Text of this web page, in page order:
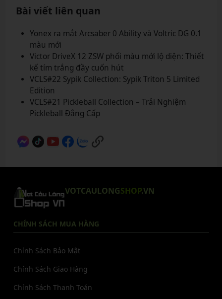
Bài viết liên quan
Yonex ra mắt Arcsaber 0 Ability và Voltric DG 0.1
màu mới
Victor DriveX 12 ZSW phối màu mới lộ diện: Thiết
kế tím trắng đầy cuốn hút
VCLS#22 Sypik Collection: Sypik Triton 5 Limited
Edition
VCLS#21 Pickleball Collection – Trải Nghiệm
Pickleball Đẳng Cấp
VOTCAULONGSHOP.VN
CHÍNH SÁCH MUA HÀNG
Chính Sách Bảo Mật
Chính Sách Giao Hàng
Chính Sách Thanh Toán